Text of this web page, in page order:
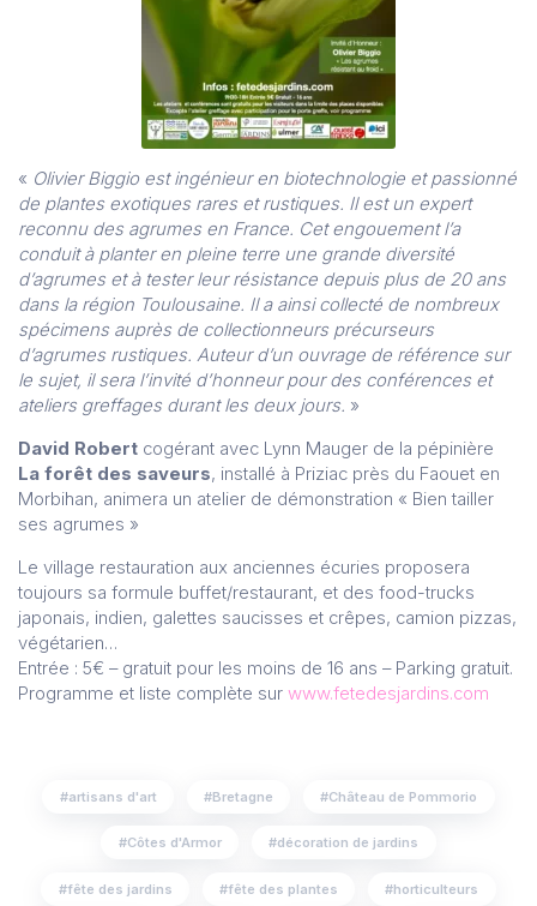
« Olivier Biggio est ingénieur en biotechnologie et passionné
de plantes exotiques rares et rustiques. Il est un expert
reconnu des agrumes en France. Cet engouement l’a
conduit à planter en pleine terre une grande diversité
d’agrumes et à tester leur résistance depuis plus de 20 ans
dans la région Toulousaine. Il a ainsi collecté de nombreux
spécimens auprès de collectionneurs précurseurs
d’agrumes rustiques. Auteur d’un ouvrage de référence sur
le sujet, il sera l’invité d’honneur pour des conférences et
ateliers greffages durant les deux jours. »
David Robert cogérant avec Lynn Mauger de la pépinière
La forêt des saveurs, installé à Priziac près du Faouet en
Morbihan, animera un atelier de démonstration « Bien tailler
ses agrumes »
Le village restauration aux anciennes écuries proposera
toujours sa formule buffet/restaurant, et des food-trucks
japonais, indien, galettes saucisses et crêpes, camion pizzas,
végétarien…
Entrée : 5€ – gratuit pour les moins de 16 ans – Parking gratuit.
Programme et liste complète sur www.fetedesjardins.com
artisans d'art Bretagne Château de Pommorio
Côtes d'Armor décoration de jardins
fête des jardins fête des plantes horticulteurs